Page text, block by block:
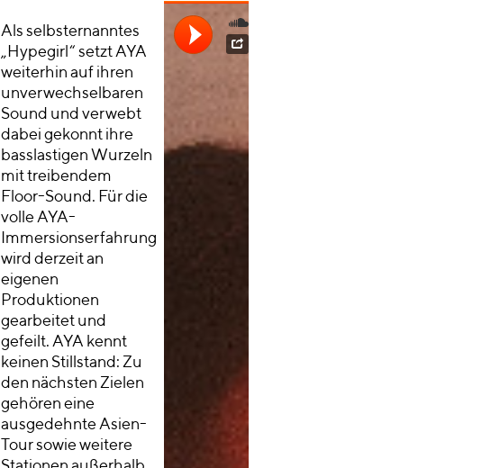
Als selbsternanntes
„Hypegirl“ setzt AYA
weiterhin auf ihren
unverwechselbaren
Sound und verwebt
dabei gekonnt ihre
basslastigen Wurzeln
mit treibendem
Floor-Sound. Für die
volle AYA-
Immersionserfahrung
wird derzeit an
eigenen
Produktionen
gearbeitet und
gefeilt. AYA kennt
keinen Stillstand: Zu
den nächsten Zielen
gehören eine
ausgedehnte Asien-
Tour sowie weitere